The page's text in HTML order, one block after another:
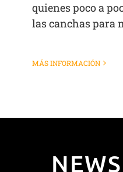
quienes poco a
las canchas para
MÁS INFORMACIÓN